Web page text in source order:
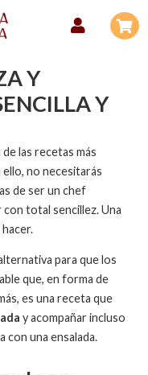
Y
Y
de las recetas más
ello, no necesitarás
de ser un chef
total sencillez. Una
para que los
que, en forma de
es una receta que
y acompañar incluso
con una ensalada.